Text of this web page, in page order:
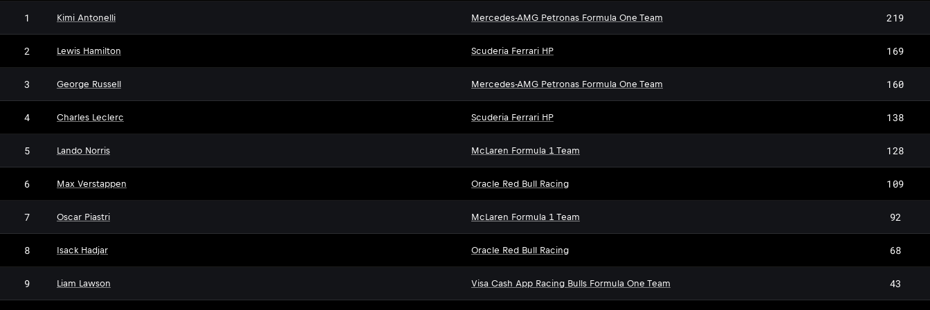
1 Kimi Antonelli Mercedes-AMG Petronas Formula One Team 219
2 Lewis Hamilton Scuderia Ferrari HP 169
3 George Russell Mercedes-AMG Petronas Formula One Team 160
4 Charles Leclerc Scuderia Ferrari HP 138
5 Lando Norris McLaren Formula 1 Team 128
6 Max Verstappen Oracle Red Bull Racing 109
7 Oscar Piastri McLaren Formula 1 Team 92
8 Isack Hadjar Oracle Red Bull Racing 68
9 Liam Lawson Visa Cash App Racing Bulls Formula One Team 43